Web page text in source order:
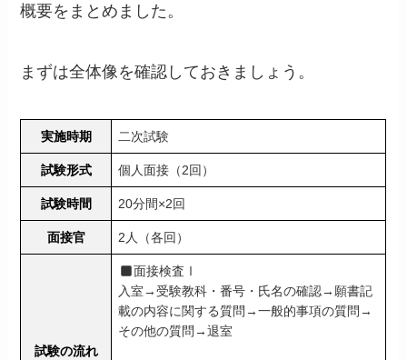
概要をまとめました。
まずは全体像を確認しておきましょう。
実施時期 二次試験
試験形式 個人面接（2回）
試験時間 20分間×2回
面接官 2人（各回）
試験の流れ
面接検査Ⅰ
入室→受験教科・番号・氏名の確認→願書記
載の内容に関する質問→一般的事項の質問→
その他の質問→退室